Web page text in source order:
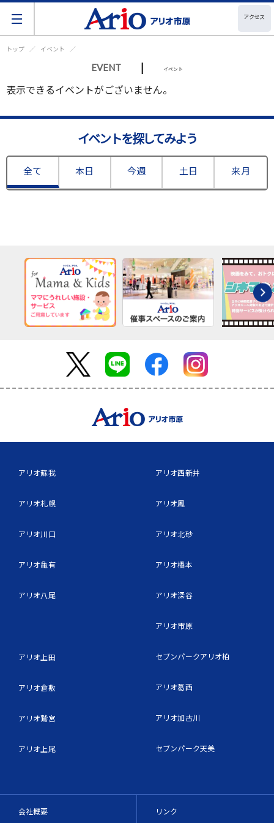
アクセス
トップ イベント
EVENT | イベント
表示できるイベントがございません。
イベントを探してみよう
全て 本日 今週 土日 来月
アリオ蘇我
アリオ札幌
アリオ川口
アリオ亀有
アリオ八尾
アリオ上田
アリオ倉敷
アリオ鷲宮
アリオ上尾
アリオ西新井
アリオ鳳
アリオ北砂
アリオ橋本
アリオ深谷
アリオ市原
セブンパークアリオ柏
アリオ葛西
アリオ加古川
セブンパーク天美
会社概要 リンク